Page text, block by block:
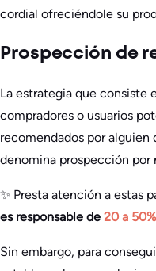
cordial ofreciéndole su
Prospección de
La estrategia que consiste
compradores o usuarios
recomendados por
denomina prospección por
✨ Presta atención a estas
es responsable de 20 a 50%
Sin embargo, para